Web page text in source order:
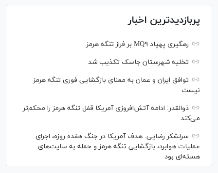
پربازدیدترین اخبار
رهگیری پهپاد MQ۹ بر فراز تنگه هرمز
تخلیه شهرستان جاسک تکذیب شد
توافق ایران و عمان به معنای بازگشایی فوری تنگه هرمز
نیست
ذوالقدر: ادامه آتش‌افروزی آمریکا قفل تنگه هرمز را محکم‌تر
می‌کند
سرلشکر رضایی: هدف آمریکا در جنگ هفده روزه، اجرای
عملیات هوابرد، بازگشایی تنگه هرمز و حمله به سایت‌های
هسته‌ای بود